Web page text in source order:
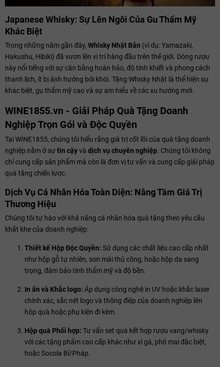
Japanese Whisky: Sự Lên Ngôi Của Gu Thẩm Mỹ
Khác Biệt
Trong những năm gần đây, Whisky Nhật Bản (ví dụ: Yamazaki,
Hakushu, Hibiki) đã vươn lên vị trí hàng đầu trên thế giới. Dòng rượu
này nổi tiếng với sự cân bằng hoàn hảo, độ tinh khiết và phong cách
thanh lịch, ít bị ảnh hưởng bởi khói. Tặng Whisky Nhật là thể hiện sự
khác biệt, gu thẩm mỹ cao và sự am hiểu về các xu hướng mới.
WINE1855.vn - Giải Pháp Quà Tặng Doanh
Nghiệp Trọn Gói và Độc Quyền
Tại WINE1855, chúng tôi hiểu rằng giá trị cốt lõi của quà tặng doanh
nghiệp nằm ở sựtin cậyvà dịch vụ chuyên nghiệp. Chúng tôi không
chỉ cung cấp sản phẩm mà còn là đơn vị tư vấn và cung cấp giải pháp
quà tặng chiến lược.
Dịch Vụ Cá Nhân Hóa Toàn Diện: Nâng Tầm Giá Trị
Thương Hiệu
Chúng tôi tự hào với khả năng cá nhân hóa quà tặng theo yêu cầu
khắt khe của doanh nghiệp:
Thiết kế Hộp Độc Quyền: Sử dụng các chất liệu cao cấp nhất
như hộp gỗ tự nhiên, sơn mài thủ công, hoặc hộp da sang
trọng, đảm bảo tính thẩm mỹ và độ bền.
In ấn và Khắc logo: Áp dụng công nghệ in UV hoặc khắc laser
chính xác, sắc nét logo và thông điệp của doanh nghiệp lên
hộp quà hoặc phụ kiện đi kèm.
Hộp quà Phối hợp: Tư vấn set quà kết hợp rượu vang/whisky
với các tặng phẩm cao cấp khác như xì gà, phô mai đặc biệt,
hoặc Socola Bỉ/Pháp.